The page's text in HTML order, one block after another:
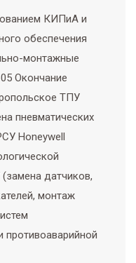
КИПиА и
обеспечения
монтажные
Окончание
ТПУ
пневматических
Honeywell
датчиков,
монтаж
противоаварийной